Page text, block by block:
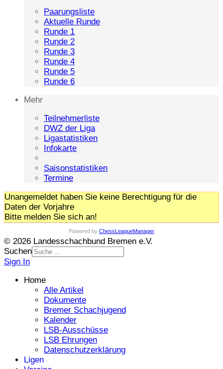
Paarungsliste
Aktuelle Runde
Runde 1
Runde 2
Runde 3
Runde 4
Runde 5
Runde 6
Mehr
Teilnehmerliste
DWZ der Liga
Ligastatistiken
Infokarte
Saisonstatistiken
Termine
Unangemeldet haben Sie keine Berechtigung für die
Daten der Vorjahre
Bitte melden Sie sich an!
Powered by ChessLeagueManager
© 2026 Landesschachbund Bremen e.V.
Suchen
Sign In
Home
Alle Artikel
Dokumente
Bremer Schachjugend
Kalender
LSB-Ausschüsse
LSB Ehrungen
Datenschutzerklärung
Ligen